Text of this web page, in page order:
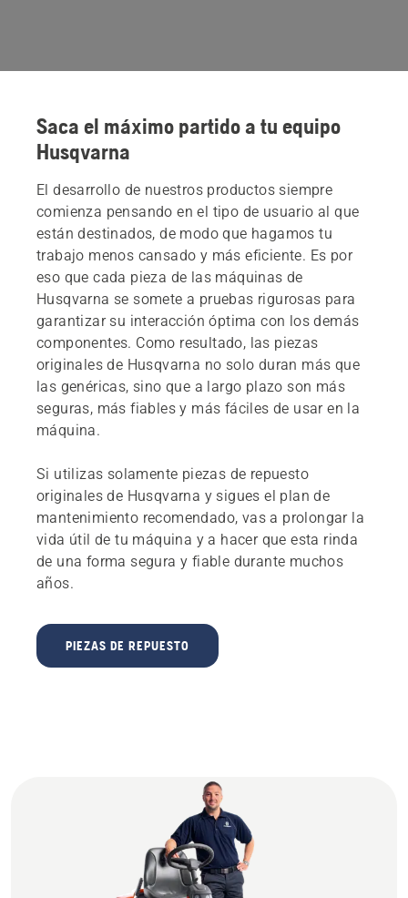
Saca el máximo partido a tu equipo
Husqvarna
El desarrollo de nuestros productos siempre
comienza pensando en el tipo de usuario al que
están destinados, de modo que hagamos tu
trabajo menos cansado y más eficiente. Es por
eso que cada pieza de las máquinas de
Husqvarna se somete a pruebas rigurosas para
garantizar su interacción óptima con los demás
componentes. Como resultado, las piezas
originales de Husqvarna no solo duran más que
las genéricas, sino que a largo plazo son más
seguras, más fiables y más fáciles de usar en la
máquina.
Si utilizas solamente piezas de repuesto
originales de Husqvarna y sigues el plan de
mantenimiento recomendado, vas a prolongar la
vida útil de tu máquina y a hacer que esta rinda
de una forma segura y fiable durante muchos
años.
PIEZAS DE REPUESTO